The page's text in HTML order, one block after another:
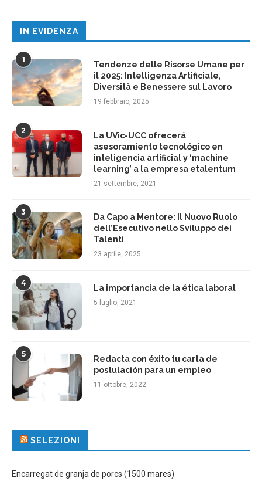
IN EVIDENZA
1
Tendenze delle Risorse Umane per
il 2025: Intelligenza Artificiale,
Diversità e Benessere sul Lavoro
19 febbraio, 2025
2
La UVic-UCC ofrecerá
asesoramiento tecnológico en
inteligencia artificial y ‘machine
learning’ a la empresa etalentum
21 settembre, 2021
3
Da Capo a Mentore: Il Nuovo Ruolo
dell’Esecutivo nello Sviluppo dei
Talenti
23 aprile, 2025
4
La importancia de la ética laboral
5 luglio, 2021
5
Redacta con éxito tu carta de
postulación para un empleo
11 ottobre, 2022
SELEZIONI
Encarregat de granja de porcs (1500 mares)